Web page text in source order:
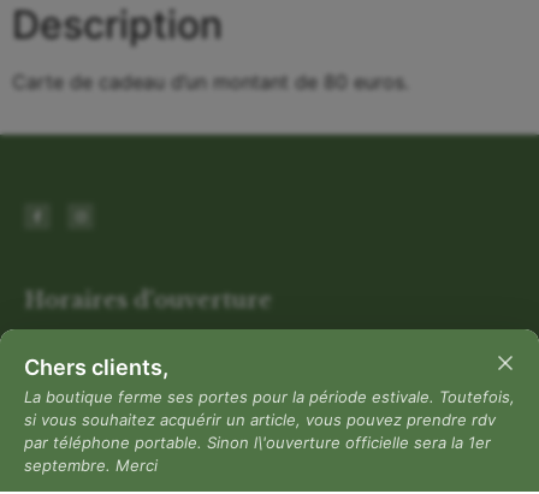
Description
Carte de cadeau d’un montant de 80 euros.
Horaires d'ouverture
La boutique ferme ses portes pour la période estivale.
Toutefois, si vous souhaitez acquérir un article, vous
pouvez prendre rdv par téléphone portable. Sinon
l\'ouverture officielle sera la 1er septembre. Merci
Chers clients,
La boutique ferme ses portes pour la période estivale. Toutefois,
si vous souhaitez acquérir un article, vous pouvez prendre rdv
par téléphone portable. Sinon l\'ouverture officielle sera la 1er
septembre. Merci